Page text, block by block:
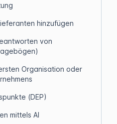
hinzufügen
von
Organisation oder
(DEP)
mittels AI